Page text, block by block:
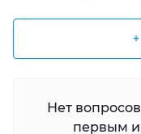
Нет
первым и